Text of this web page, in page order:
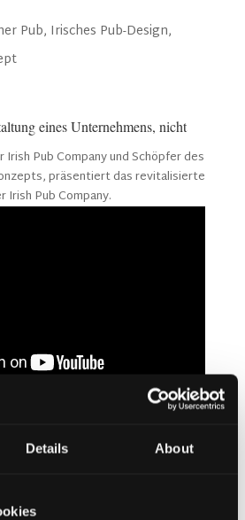
Details About
Pub, Irisches Pub-Design,
eines Unternehmens, nicht
Irish Pub Company und Schöpfer des
präsentiert das revitalisierte
Irish Pub Company.
eines Unternehmens, nicht nur